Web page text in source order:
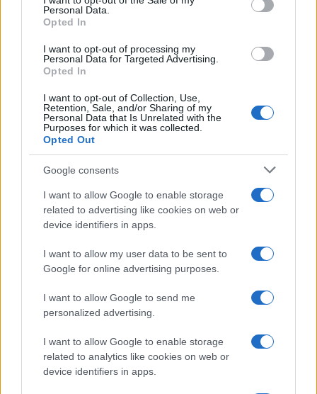
not limited to your visit or usage behaviour. You may click to
grant or deny consent to Google and its third-party tags to
consent section.
Personal Data.
Opted In
I want to opt-out of processing my
Personal Data for Targeted Advertising.
Opted In
I want to opt-out of Collection, Use,
Retention, Sale, and/or Sharing of my
Personal Data that Is Unrelated with the
Purposes for which it was collected.
Opted Out
Google consents
I want to allow Google to enable storage
related to advertising like cookies on web or
device identifiers in apps.
I want to allow my user data to be sent to
Google for online advertising purposes.
I want to allow Google to send me
personalized advertising.
I want to allow Google to enable storage
related to analytics like cookies on web or
device identifiers in apps.